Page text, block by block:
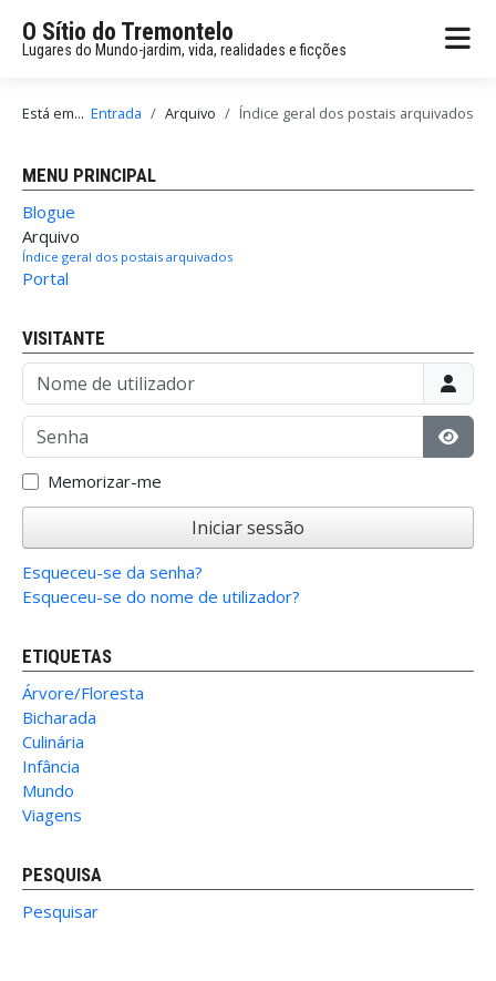
O Sítio do Tremontelo
Lugares do Mundo-jardim, vida, realidades e ficções
Está em... Entrada Arquivo Índice geral dos postais arquivados
MENU PRINCIPAL
Blogue
Arquivo
Índice geral dos postais arquivados
Portal
VISITANTE
Nome de utilizador
Senha
Memorizar-me
Iniciar sessão
Esqueceu-se da senha?
Esqueceu-se do nome de utilizador?
ETIQUETAS
Árvore/Floresta
Bicharada
Culinária
Infância
Mundo
Viagens
PESQUISA
Pesquisar